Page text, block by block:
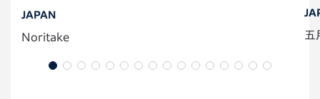
JAPAN
Noritake 五